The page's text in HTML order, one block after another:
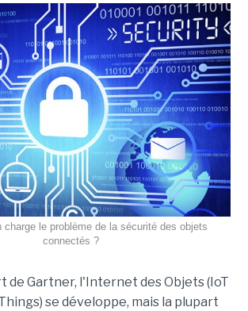
charge le problème de la sécurité des objets
connectés ?
de Gartner, l'Internet des Objets (IoT
se développe, mais la plupart